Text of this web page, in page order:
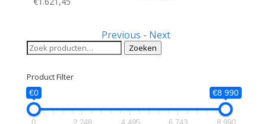
Previous - Next
Zoeken
naar:
Zoeken
Product Filter
€0 €8 990